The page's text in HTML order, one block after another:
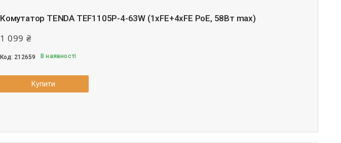
Комутатор TENDA TEF1105P-4-63W (1xFE+4xFE PoE, 58Вт max)
1 099 ₴
212659 В наявності
Купити